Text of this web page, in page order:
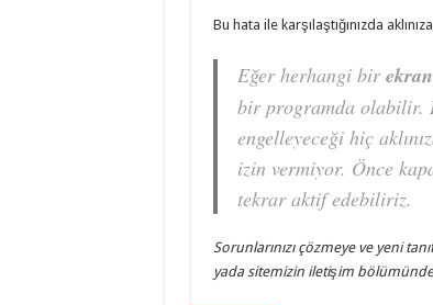
Bu hata ile karşılaştığınızda
Eğer herhangi bir
bir programda olabilir.
engelleyeceği hiç
izin vermiyor. Önce
tekrar aktif edebiliriz.
Sorunlarınızı çözmeye ve yeni
yada sitemizin iletişim